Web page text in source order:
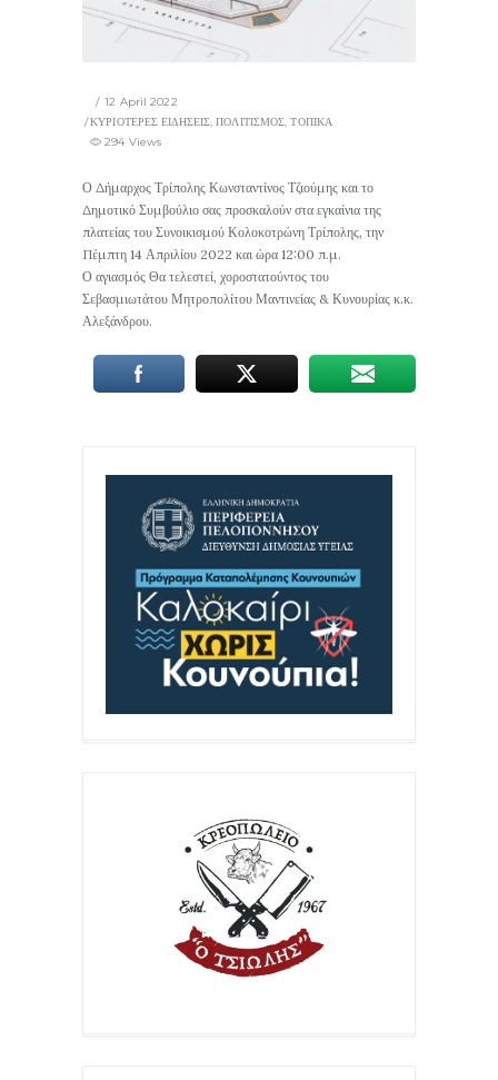
12 April 2022
ΚΥΡΙΟΤΕΡΕΣ ΕΙΔΗΣΕΙΣ,ΠΟΛΙΤΙΣΜΟΣ,ΤΟΠΙΚΑ
294 Views
Ο Δήμαρχος Τρίπολης Κωνσταντίνος Τζιούμης και το
Δημοτικό Συμβούλιο σας προσκαλούν στα εγκαίνια της
πλατείας του Συνοικισμού Κολοκοτρώνη Τρίπολης, την
Πέμπτη 14 Απριλίου 2022 και ώρα 12:00 π.μ.
Ο αγιασμός Θα τελεστεί, χοροστατούντος του
Σεβασμιωτάτου Μητροπολίτου Μαντινείας & Κυνουρίας κ.κ.
Αλεξάνδρου.